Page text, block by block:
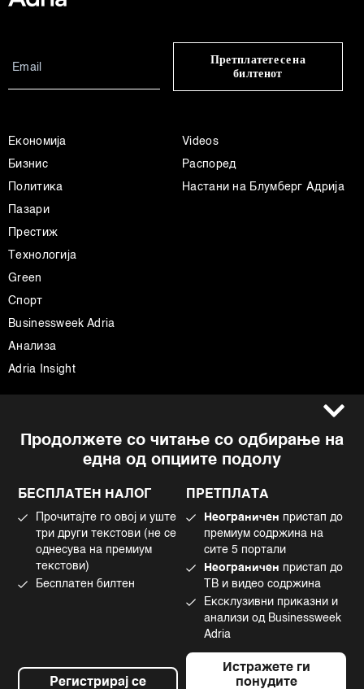
Продолжете со читање со одбирање на
една од опциите подолу
БЕСПЛАТЕН НАЛОГ
Прочитајте го овој и уште
три други текстови (не се
однесува на премиум
текстови)
Бесплатен билтен
Регистрирај се
ПРЕТПЛАТА
Неограничен пристап до
премиум содржина на
сите 5 портали
Неограничен пристап до
ТВ и видео содржина
Ексклузивни приказни и
анализи од Businessweek
Adria
Истражете ги
понудите
Претплатете се на
билтенот
Економија
Бизнис
Политика
Пазари
Престиж
Технологија
Green
Спорт
Businessweek Adria
Анализа
Adria Insight
Videos
Распоред
Настани на Блумберг Адрија
Импресум
Политика на приватност
Политика за колачиња
Употреба на вештачка интелигенција
Facebook
Instagram
Twitter
Tiktok
©2022 - 2026 Bloomberg L.P. All Rights Reserved. BLOOMBERG and the
BLOOMBERG logo are registered trademarks and service marks of
Bloomberg Finance L.P. or its subsidiaries, displayed with permission
Bloomberg Adria is a Mtel Swiss SA Property
News CMS by Cubes